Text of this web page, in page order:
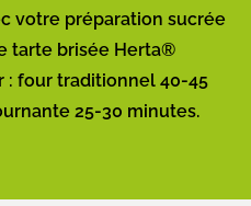
votre préparation sucrée
tarte brisée Herta®
: four traditionnel 40-45
25-30 minutes.